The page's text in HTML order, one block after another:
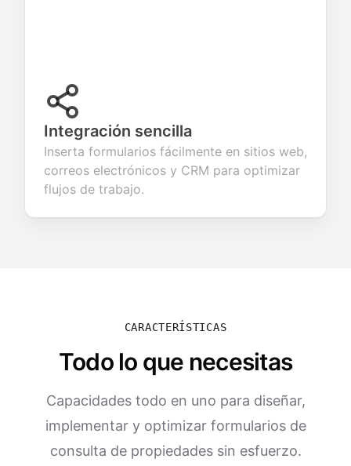
Integración sencilla
Inserta formularios fácilmente en sitios web,
correos electrónicos y CRM para optimizar
flujos de trabajo.
CARACTERÍSTICAS
Todo lo que necesitas
Capacidades todo en uno para diseñar,
implementar y optimizar formularios de
consulta de propiedades sin esfuerzo.